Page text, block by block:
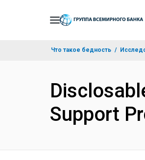
Что такое бедность
Support